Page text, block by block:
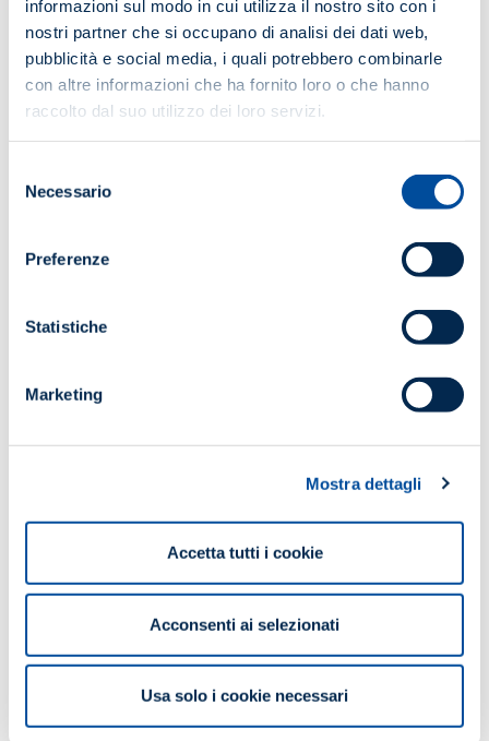
informazioni sul modo in cui utilizza il nostro sito con i
nostri partner che si occupano di analisi dei dati web,
pubblicità e social media, i quali potrebbero combinarle
con altre informazioni che ha fornito loro o che hanno
raccolto dal suo utilizzo dei loro servizi.
delNecessario
Preferenze
Statistiche
Marketing
Mostra dettagli
Accetta tutti i cookie
Acconsenti ai selezionati
Usa solo i cookie necessari
€1,430.00 + IVA
ACQUISTA
9-10-11 novembre 2026 (teoria) | 12-13 novembre
2026 (pratica)
Lezioni teoriche on-line in live webinar su
piattaforma ANIE/Esercitazioni pratiche in presenza
presso Zenith Sicurezza di Villamarzana (RO).
Potrebbe interessarti anche...